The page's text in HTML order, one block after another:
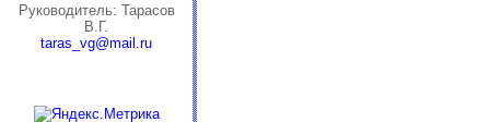
Руководитель: Тарасов
В.Г.
taras_vg@mail.ru